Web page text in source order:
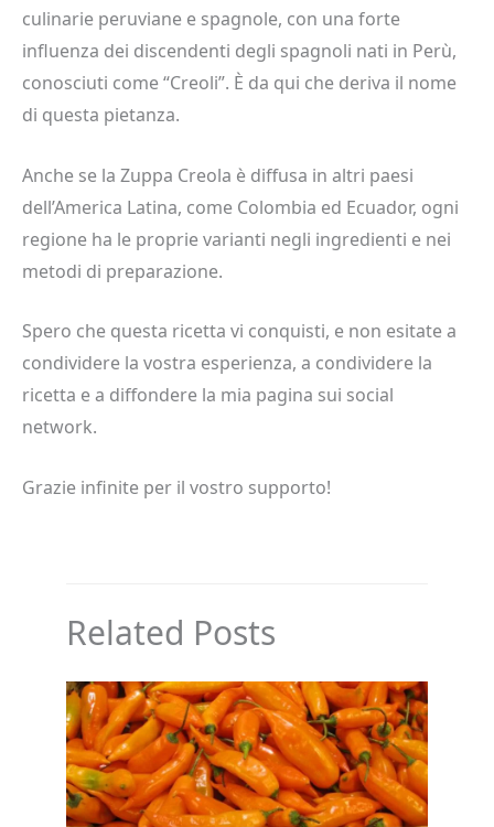
culinarie peruviane e spagnole, con una forte
influenza dei discendenti degli spagnoli nati in Perù,
conosciuti come “Creoli”. È da qui che deriva il nome
di questa pietanza.
Anche se la Zuppa Creola è diffusa in altri paesi
dell’America Latina, come Colombia ed Ecuador, ogni
regione ha le proprie varianti negli ingredienti e nei
metodi di preparazione.
Spero che questa ricetta vi conquisti, e non esitate a
condividere la vostra esperienza, a condividere la
ricetta e a diffondere la mia pagina sui social
network.
Grazie infinite per il vostro supporto!
Related Posts